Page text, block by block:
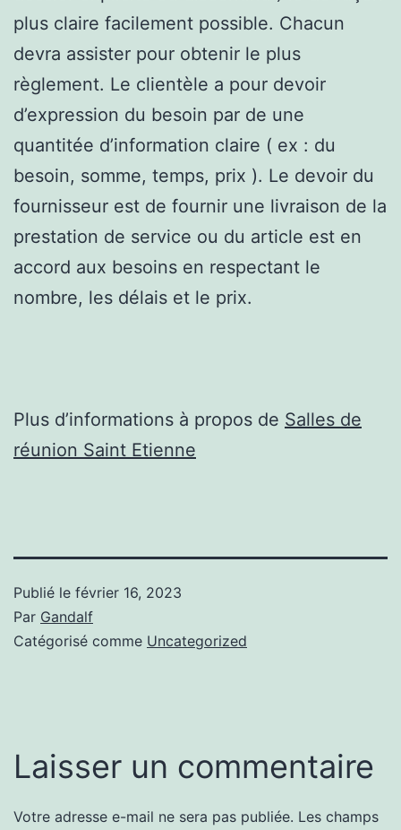
plus claire facilement possible. Chacun
devra assister pour obtenir le plus
règlement. Le clientèle a pour devoir
d’expression du besoin par de une
quantitée d’information claire ( ex : du
besoin, somme, temps, prix ). Le devoir du
fournisseur est de fournir une livraison de la
prestation de service ou du article est en
accord aux besoins en respectant le
nombre, les délais et le prix.
Plus d’informations à propos de Salles de
réunion Saint Etienne
Publié le février 16, 2023
Par Gandalf
Catégorisé comme Uncategorized
Laisser un commentaire
Votre adresse e-mail ne sera pas publiée. Les champs